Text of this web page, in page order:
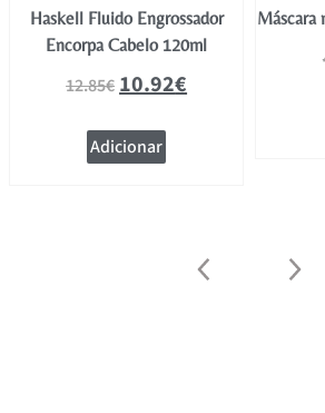
Haskell Fluido Engrossador
Encorpa Cabelo 120ml
12.85€ 10.92€
Adicionar